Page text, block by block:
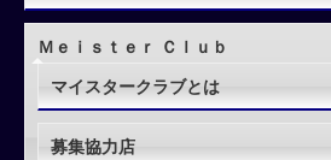
Ｍｅｉｓｔｅｒ Ｃｌｕｂ
マイスタークラブとは
募集協力店